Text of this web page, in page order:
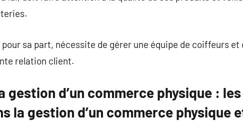
sa part, nécessite de gérer une équipe de coiffeurs et
relation client.
gestion d’un commerce physique :
la gestion d’un commerce physique